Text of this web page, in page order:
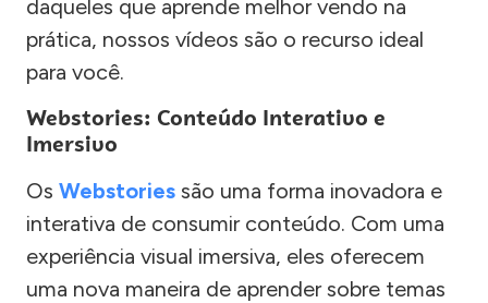
daqueles que aprende melhor vendo na
prática, nossos vídeos são o recurso ideal
para você.
Webstories: Conteúdo Interativo e
Imersivo
Os Webstories são uma forma inovadora e
interativa de consumir conteúdo. Com uma
experiência visual imersiva, eles oferecem
uma nova maneira de aprender sobre temas